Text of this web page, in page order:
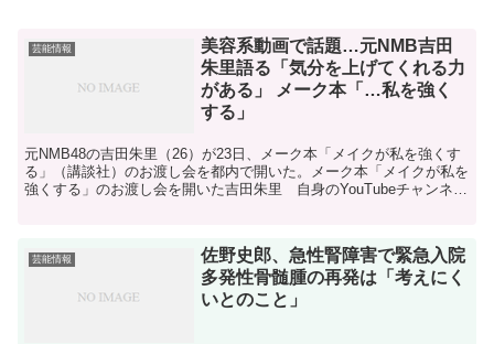
芸能情報
美容系動画で話題…元NMB吉田
朱里語る「気分を上げてくれる力
がある」 メーク本「…私を強く
する」
元NMB48の吉田朱里（26）が23日、メーク本「メイクが私を強くす
る」（講談社）のお渡し会を都内で開いた。メーク本「メイクが私を
強くする」のお渡し会を開いた吉田朱里 自身のYouTubeチャンネル
芸能情報
佐野史郎、急性腎障害で緊急入院
多発性骨髄腫の再発は「考えにく
いとのこと」